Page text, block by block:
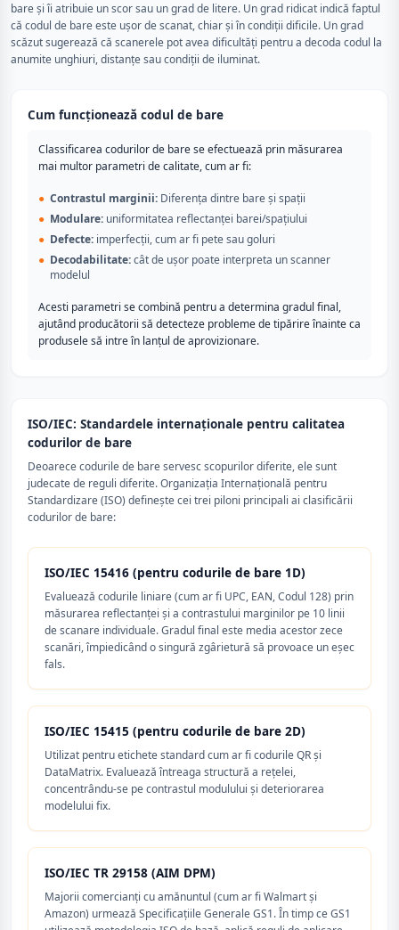
bare și îi atribuie un scor sau un grad de litere. Un grad ridicat indică faptul
că codul de bare este ușor de scanat, chiar și în condiții dificile. Un grad
scăzut sugerează că scanerele pot avea dificultăți pentru a decoda codul la
anumite unghiuri, distanțe sau condiții de iluminat.
Cum funcționează codul de bare
Classificarea codurilor de bare se efectuează prin măsurarea
mai multor parametri de calitate, cum ar fi:
● Contrastul marginii: Diferența dintre bare și spații
● Modulare: uniformitatea reflectanței barei/spațiului
● Defecte: imperfecții, cum ar fi pete sau goluri
● Decodabilitate:cât de ușor poate interpreta un scanner
modelul
Acesti parametri se combină pentru a determina gradul final,
ajutând producătorii să detecteze probleme de tipărire înainte ca
produsele să intre în lanțul de aprovizionare.
ISO/IEC: Standardele internaţionale pentru calitatea
codurilor de bare
Deoarece codurile de bare servesc scopurilor diferite, ele sunt
judecate de reguli diferite. Organizația Internațională pentru
Standardizare (ISO) definește cei trei piloni principali ai clasificării
codurilor de bare:
ISO/IEC 15416 (pentru codurile de bare 1D)
Evaluează codurile liniare (cum ar fi UPC, EAN, Codul 128) prin
măsurarea reflectanței și a contrastului marginilor pe 10 linii
de scanare individuale. Gradul final este media acestor zece
scanări, împiedicând o singură zgârietură să provoace un eșec
fals.
ISO/IEC 15415 (pentru codurile de bare 2D)
Utilizat pentru etichete standard cum ar fi codurile QR și
DataMatrix. Evaluează întreaga structură a rețelei,
concentrându-se pe contrastul modulului și deteriorarea
modelului fix.
ISO/IEC TR 29158 (AIM DPM)
Majorii comercianți cu amănuntul (cum ar fi Walmart și
Amazon) urmează Specificațiile Generale GS1. În timp ce GS1